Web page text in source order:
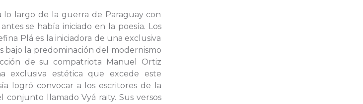
lo largo de la guerra de Paraguay con
se había iniciado en la poesía. Los
Plá es la iniciadora de una exclusiva
bajo la predominación del modernismo
de su compatriota Manuel Ortiz
exclusiva estética que excede este
logró convocar a los escritores de la
llamado Vyá raity. Sus versos